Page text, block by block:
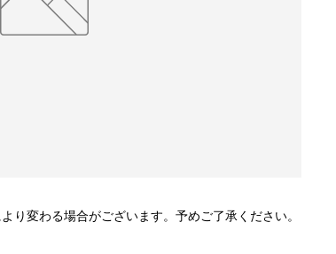
り変わる場合がございます。予めご了承ください。